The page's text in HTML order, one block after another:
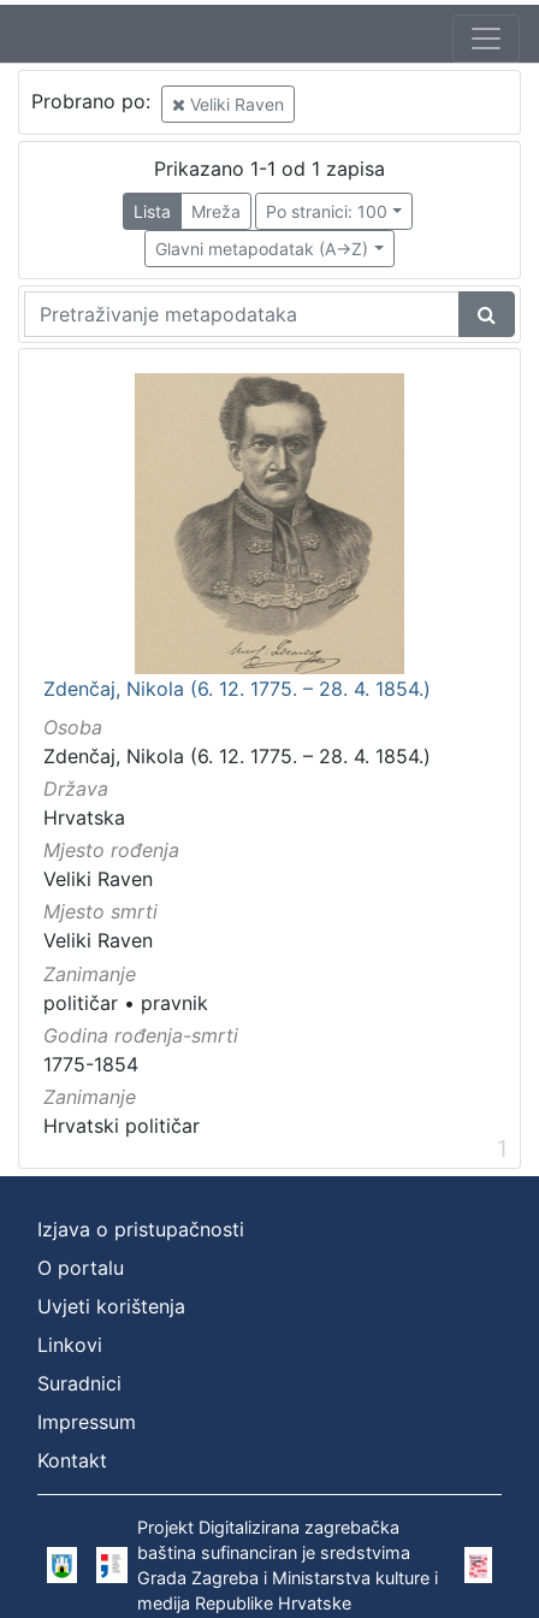
Probrano po: Veliki Raven
Prikazano 1-1 od 1 zapisa
Lista Mreža
Po stranici: 100
Glavni metapodatak (A->Z)
Zdenčaj, Nikola (6. 12. 1775. – 28. 4. 1854.)
Osoba
Zdenčaj, Nikola (6. 12. 1775. – 28. 4. 1854.)
Država
Hrvatska
Mjesto rođenja
Veliki Raven
Mjesto smrti
Veliki Raven
Zanimanje
političar • pravnik
Godina rođenja-smrti
1775-1854
Zanimanje
Hrvatski političar
1
Izjava o pristupačnosti
O portalu
Uvjeti korištenja
Linkovi
Suradnici
Impressum
Kontakt
Projekt Digitalizirana zagrebačka
baština sufinanciran je sredstvima
Grada Zagreba i Ministarstva kulture i
medija Republike Hrvatske